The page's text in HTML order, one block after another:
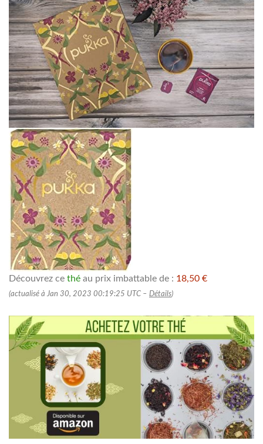
Découvrez ce thé au prix imbattable de : 18,50 €
(actualisé à Jan 30, 2023 00:19:25 UTC – Détails)